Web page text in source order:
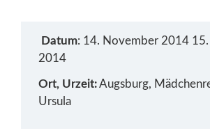
Datum: 14. November 2014
2014
Ort, Urzeit:Augsburg,
Ursula